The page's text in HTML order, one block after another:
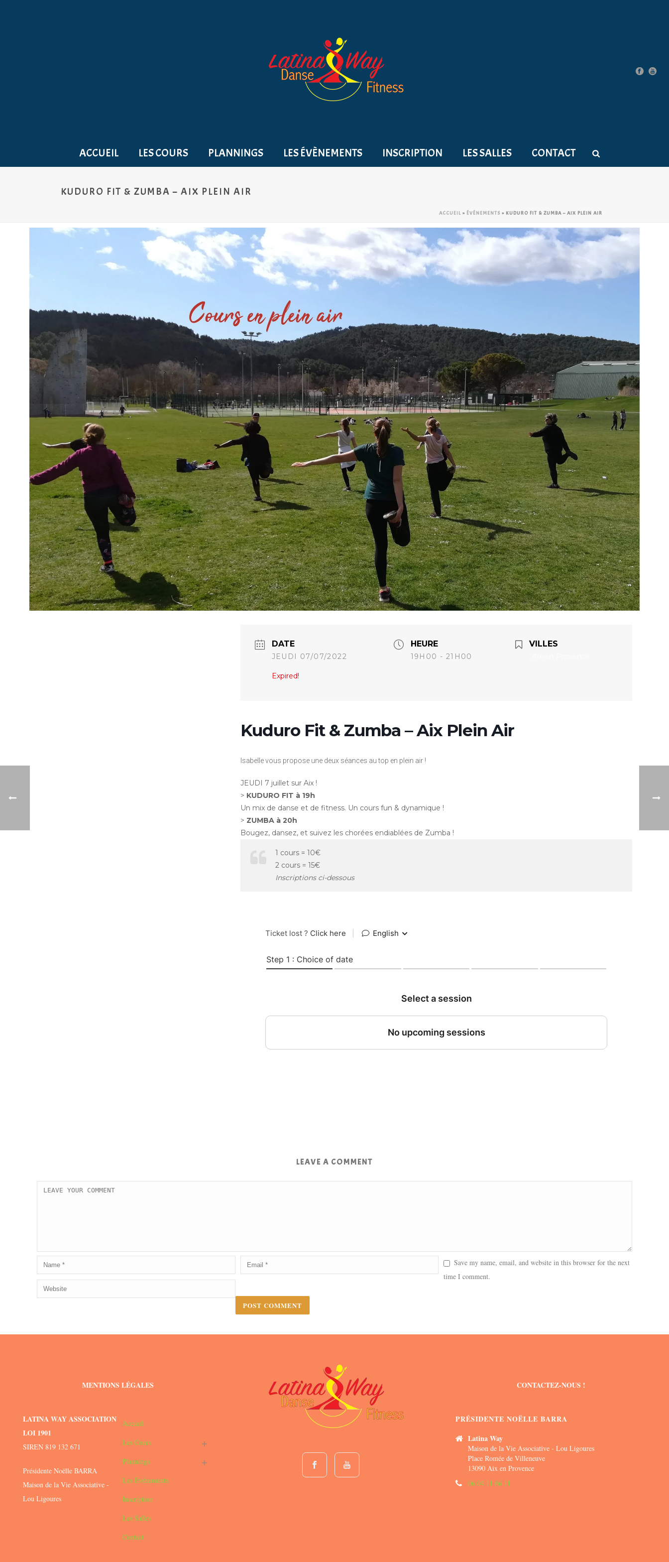
ACCUEIL LES COURS PLANNINGS LES ÉVÈNEMENTS INSCRIPTION LES SALLES CONTACT
KUDURO FIT & ZUMBA – AIX PLEIN AIR
ACCUEIL » ÉVÉNEMENTS » KUDURO FIT & ZUMBA – AIX PLEIN AIR
DATE
JEUDI 07/07/2022
Expired!
HEURE
19H00 - 21H00
VILLES
Kuduro Fit & Zumba – Aix Plein Air
Isabelle vous propose une deux séances au top en plein air !
JEUDI 7 juillet sur Aix !
> KUDURO FIT à 19h
Un mix de danse et de fitness. Un cours fun & dynamique !
> ZUMBA à 20h
Bougez, dansez, et suivez les chorées endiablées de Zumba !
1 cours = 10€
2 cours = 15€
Inscriptions ci-dessous
LEAVE A COMMENT
Save my name, email, and website in this browser for the next
time I comment.
MENTIONS LÉGALES
LATINA WAY ASSOCIATION
LOI 1901
SIREN 819 132 671
Présidente Noëlle BARRA
Maison de la Vie Associative -
Lou Ligoures
Accueil
Les Cours
Plannings
Les Évènements
Inscription
Les Salles
Contact
CONTACTEZ-NOUS !
PRÉSIDENTE NOËLLE BARRA
Latina Way
Maison de la Vie Associative - Lou Ligoures
Place Romée de Villeneuve
13090 Aix en Provence
06 04 11 66 11